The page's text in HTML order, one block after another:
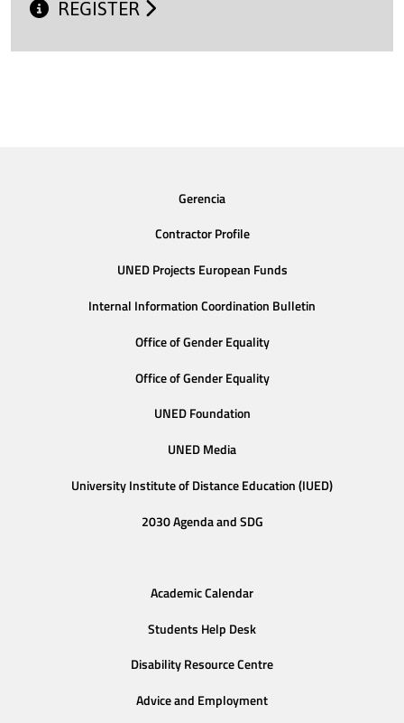
REGISTER
Gerencia
Contractor Profile
UNED Projects European Funds
Internal Information Coordination Bulletin
Office of Gender Equality
Office of Gender Equality
UNED Foundation
UNED Media
University Institute of Distance Education (IUED)
2030 Agenda and SDG
Academic Calendar
Students Help Desk
Disability Resource Centre
Advice and Employment